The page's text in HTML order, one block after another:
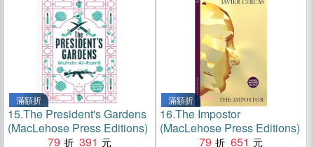
滿額折
15.The President's Gardens
(MacLehose Press Editions)
79
391
滿額折
16.The Impostor
(MacLehose Press Editions)
79
651